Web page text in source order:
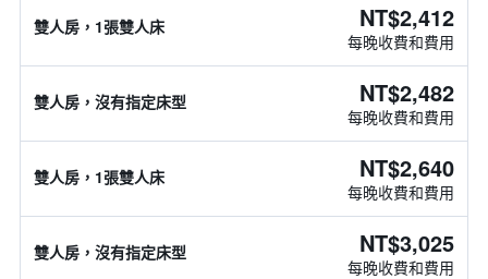
雙人房，1張雙人床 NT$2,412
每晚收費和費用
雙人房，沒有指定床型 NT$2,482
每晚收費和費用
雙人房，1張雙人床 NT$2,640
每晚收費和費用
雙人房，沒有指定床型 NT$3,025
每晚收費和費用